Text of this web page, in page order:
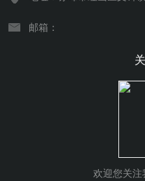
邮箱：
欢迎您关注